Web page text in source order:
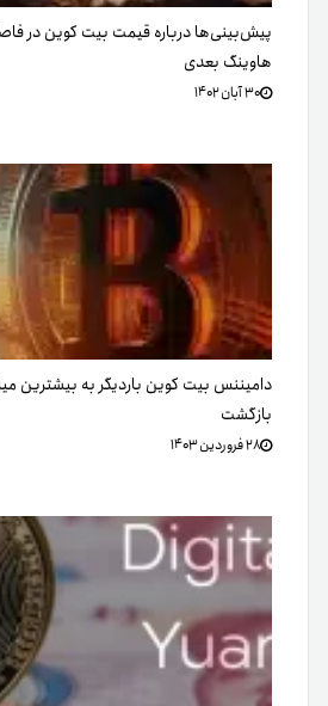
هاوینگ بعدی
۳۰ آبان ۱۴۰۲
بازگشت
۲۸ فروردین ۱۴۰۳